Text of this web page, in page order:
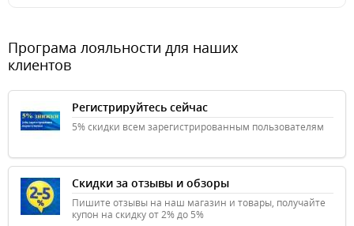
Програма лояльности для наших
клиентов
Регистрируйтесь сейчас
5% скидки всем зарегистрированным пользователям
Скидки за отзывы и обзоры
Пишите отзывы на наш магазин и товары, получайте
купон на скидку от 2% до 5%